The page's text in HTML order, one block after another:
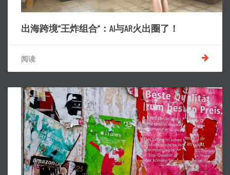
出海跨境“王炸组合”：AI与AR火出圈了！
阅读